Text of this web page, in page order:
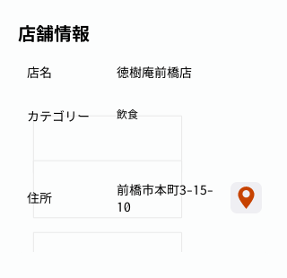
店舗情報
徳樹庵前橋店
店名
飲食
カテゴリー
前橋市本町3-15-
10
住所